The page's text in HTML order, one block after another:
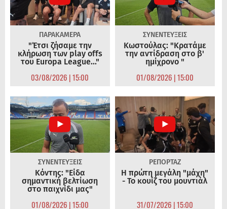
ΠΑΡΑΚΑΜΕΡΑ
"Έτσι ζήσαμε την
κλήρωση των play offs
του Europa League..."
03/08/2026 | 15:00
ΣΥΝΕΝΤΕΥΞΕΙΣ
Κωστούλας: "Κρατάμε
την αντίδραση στο β'
ημίχρονο "
01/08/2026 | 15:00
ΣΥΝΕΝΤΕΥΞΕΙΣ
Κόντης: "Είδα
σημαντική βελτίωση
στο παιχνίδι μας"
01/08/2026 | 15:00
ΡΕΠΟΡΤΑΖ
Η πρώτη μεγάλη "μάχη"
- Το κουίζ του μουντιάλ
31/07/2026 | 15:00